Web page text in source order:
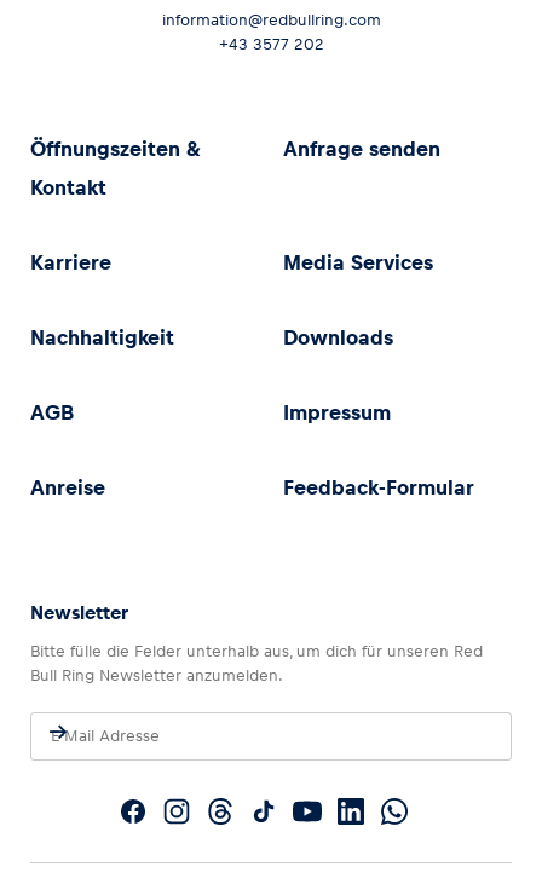
information@redbullring.com
+43 3577 202
Öffnungszeiten &
Kontakt
Anfrage senden
Karriere Media Services
Nachhaltigkeit Downloads
AGB Impressum
Anreise Feedback-Formular
Newsletter
Bitte fülle die Felder unterhalb aus, um dich für unseren Red
Bull Ring Newsletter anzumelden.